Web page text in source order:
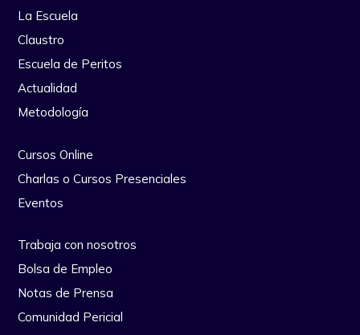
La Escuela
Claustro
Escuela de Peritos
Actualidad
Metodología
Cursos Online
Charlas o Cursos Presenciales
Eventos
Trabaja con nosotros
Bolsa de Empleo
Notas de Prensa
Comunidad Pericial